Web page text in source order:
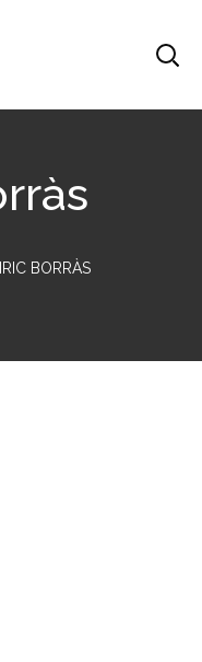
BORRÀS